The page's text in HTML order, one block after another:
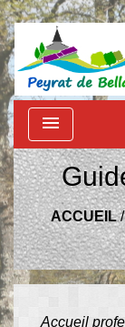
menu
ACCUEIL
Accueil